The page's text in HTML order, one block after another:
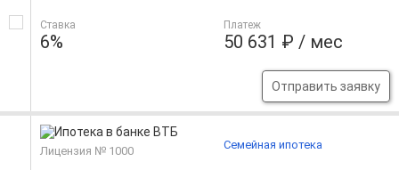
Ставка
6%
Платеж
50 631 ₽ / мес
Отправить заявку
Лицензия № 1000 Семейная ипотека